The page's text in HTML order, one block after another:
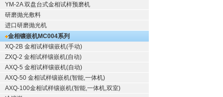
YM-2A 双盘台式金相试样预磨机
研磨抛光敷料
进口研磨抛光机
金相镶嵌机MC004系列
XQ-2B 金相试样镶嵌机(手动)
ZXQ-2 金相试样镶嵌机(自动)
AXQ-5 金相试样镶嵌机(自动)
AXQ-50 金相试样镶嵌机(智能,一体机)
AXQ-100金相试样镶嵌机(智能,一体机,双室)